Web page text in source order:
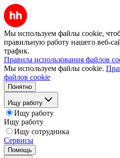
Мы используем файлы cookie,
правильную работу нашего веб-
трафик.
Правила использования файлов
Мы используем файлы cookie.
файлов cookie
Понятно
Ищу работу
Ищу работу
Ищу работу
Ищу сотрудника
Сервисы
Помощь